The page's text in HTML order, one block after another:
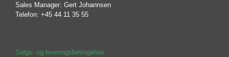
Sales Manager: Gert Johannsen
Telefon: +45 44 11 35 55
Salgs- og leveringsbetingelser